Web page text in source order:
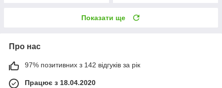
Показати ще
Про нас
97% позитивних з 142 відгуків за рік
Працює з 18.04.2020